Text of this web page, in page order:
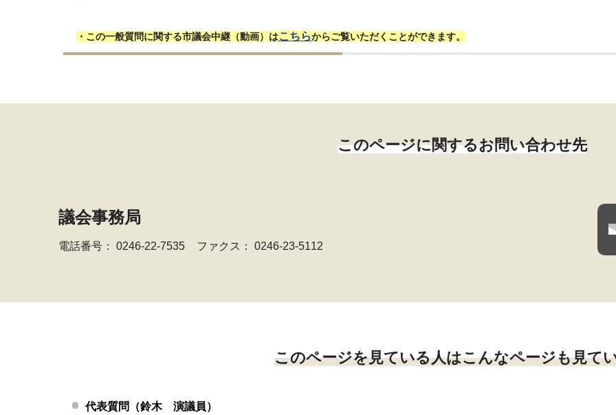
・この一般質問に関する市議会中継（動画）はこちらからご覧いただくことができます。
このページに関するお問い合わせ先
議会事務局
電話番号： 0246-22-7535 ファクス： 0246-23-5112
このページを見ている人はこんなページも見て
代表質問（鈴木 演議員）